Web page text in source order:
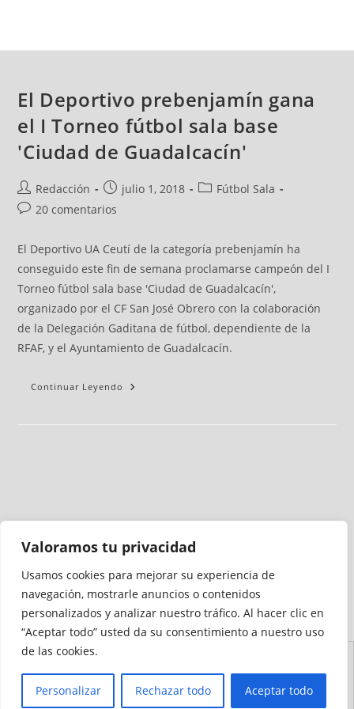
Valoramos tu privacidad
Usamos cookies para mejorar su experiencia de
navegación, mostrarle anuncios o contenidos
personalizados y analizar nuestro tráfico. Al hacer clic en
“Aceptar todo” usted da su consentimiento a nuestro uso
de las cookies.
Personalizar Rechazar todo Aceptar todo
El Deportivo prebenjamín gana
el I Torneo fútbol sala base
'Ciudad de Guadalcacín'
Redacción julio 1, 2018
Fútbol Sala
20 comentarios
El Deportivo UA Ceutí de la categoría prebenjamín ha
conseguido este fin de semana proclamarse campeón del I
Torneo fútbol sala base 'Ciudad de Guadalcacín',
organizado por el CF San José Obrero con la colaboración
de la Delegación Gaditana de fútbol, dependiente de la
RFAF, y el Ayuntamiento de Guadalcacín.
Continuar Leyendo
Medio auditado por
Accesibilidad
Sitio
Cookies
Privacidad